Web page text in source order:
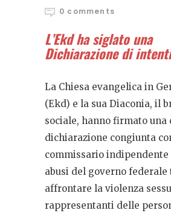
0 comments
L’Ekd ha siglato una
Dichiarazione di intenti
La Chiesa evangelica in
(Ekd) e la sua Diaconia, il
sociale, hanno firmato una
dichiarazione congiunta
commissario
abusi del governo federale
affrontare la violenza
rappresentanti delle